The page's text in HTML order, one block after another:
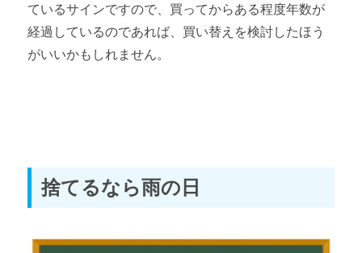
ているサインですので、買ってからある程度年数が
経過しているのであれば、買い替えを検討したほう
がいいかもしれません。
捨てるなら雨の日